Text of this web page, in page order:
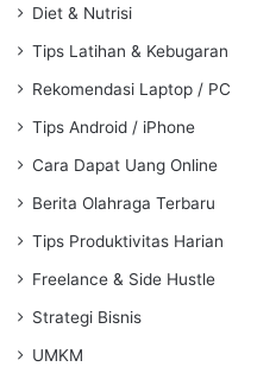
Diet & Nutrisi
Tips Latihan & Kebugaran
Rekomendasi Laptop / PC
Tips Android / iPhone
Cara Dapat Uang Online
Berita Olahraga Terbaru
Tips Produktivitas Harian
Freelance & Side Hustle
Strategi Bisnis
UMKM